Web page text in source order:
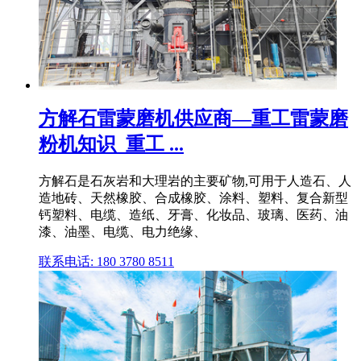
方解石雷蒙磨机供应商—重工雷蒙磨
粉机知识_重工 ...
方解石是石灰岩和大理岩的主要矿物,可用于人造石、人
造地砖、天然橡胶、合成橡胶、涂料、塑料、复合新型
钙塑料、电缆、造纸、牙膏、化妆品、玻璃、医药、油
漆、油墨、电缆、电力绝缘、
联系电话: 180 3780 8511